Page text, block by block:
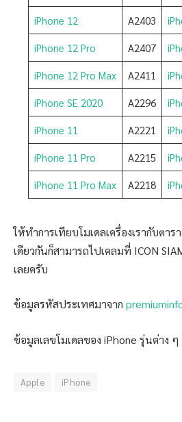
iPhone 12 A2403
iPhone 12 Pro A2407
iPhone 12 Pro Max A2411
iPhone SE 2020 A2296
iPhone 11 A2221
iPhone 11 Pro A2215
iPhone 11 Pro Max A2218
ให้ทำการเทียบโมเดลเครื่องเรากับตา
เดียวกันก็สามารถไปเคลมที่ ICON
เลยครับ
ข้อมูลรหัสประเทศมาจาก
ข้อมูลเลขโมเดลของ iPhone รุ่นต่าง ๆ
Apple iPhone